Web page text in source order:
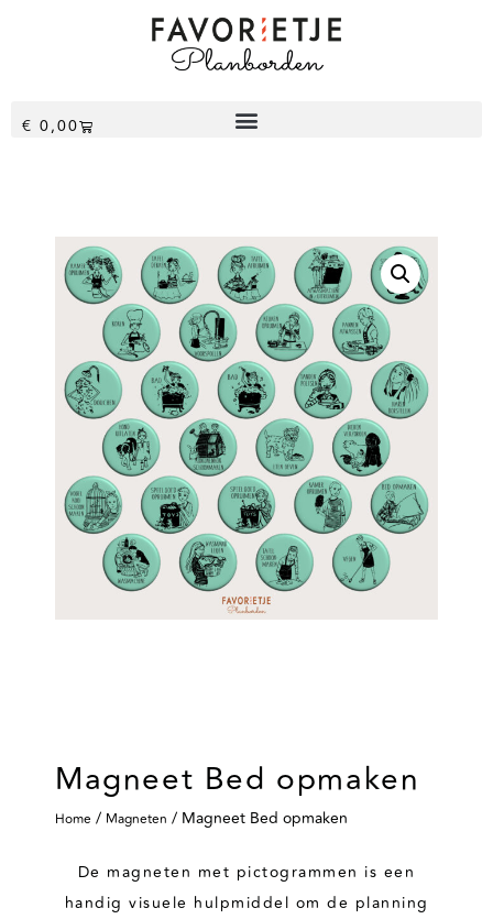
€ 0,00
Magneet Bed opmaken
Home / Magneten / Magneet Bed opmaken
De magneten met pictogrammen is een
handig visuele hulpmiddel om de planning